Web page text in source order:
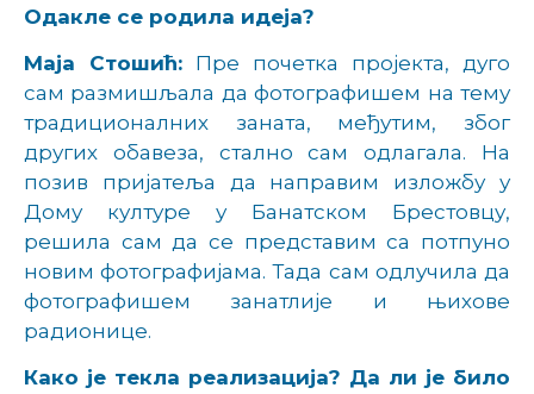
Одакле се родила идеја?
Маја Стошић: Пре почетка пројекта, дуго
сам размишљала да фотографишем на тему
традиционалних заната, међутим, због
других обавеза, стално сам одлагала. На
позив пријатеља да направим изложбу у
Дому културе у Банатском Брестовцу,
решила сам да се представим са потпуно
новим фотографијама. Тада сам одлучила да
фотографишем занатлије и њихове
радионице.
Како је текла реализација? Да ли је било